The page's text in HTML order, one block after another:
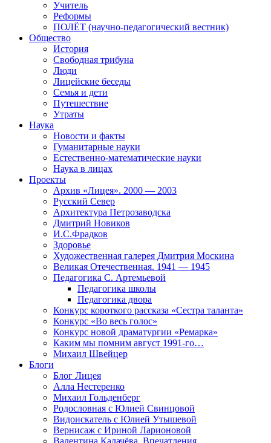
Учитель
Реформы
ПОЛЁТ (научно-педагогический вестник)
Общество
История
Свободная трибуна
Люди
Лицейские беседы
Семья и дети
Путешествие
Утраты
Наука
Новости и факты
Гуманитарные науки
Естественно-математические науки
Наука в лицах
Проекты
Архив «Лицея». 2000 — 2003
Русский Север
Архитектура Петрозаводска
Дмитрий Новиков
И.С.Фрадков
Здоровье
Художественная галерея Дмитрия Москина
Великая Отечественная. 1941 — 1945
Педагогика С. Артемьевой
Педагогика школы
Педагогика двора
Конкурс короткого рассказа «Сестра таланта»
Конкурс «Во весь голос»
Конкурс новой драматургии «Ремарка»
Каким мы помним август 1991-го…
Михаил Швейцер
Блоги
Блог Лицея
Алла Нестеренко
Михаил Гольденберг
Родословная с Юлией Свинцовой
Видоискатель с Юлией Утышевой
Вернисаж с Ириной Ларионовой